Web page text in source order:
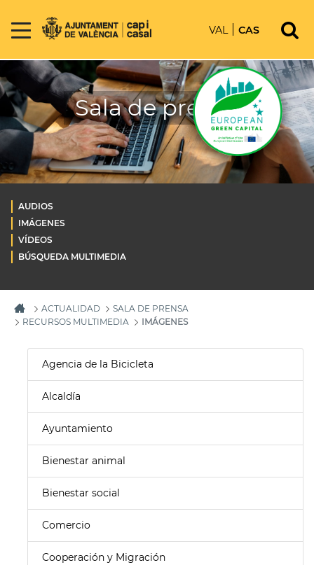
VAL CAS
Sala de prensa
AUDIOS
IMÁGENES
VÍDEOS
BÚSQUEDA MULTIMEDIA
ACTUALIDAD
SALA DE PRENSA
RECURSOS MULTIMEDIA
IMÁGENES
Agencia de la Bicicleta
Alcaldía
Ayuntamiento
Bienestar animal
Bienestar social
Comercio
Cooperación y Migración